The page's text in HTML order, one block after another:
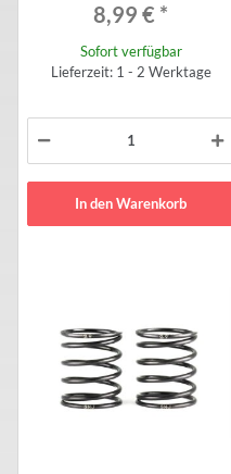
8,99 € *
Sofort verfügbar
Lieferzeit: 1 - 2 Werktage
In den Warenkorb